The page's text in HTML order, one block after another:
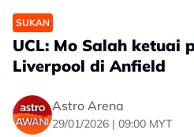
SUKAN
UCL: Mo Salah ketuai
Liverpool di Anfield
Astro Arena
29/01/2026 | 09:00 MYT